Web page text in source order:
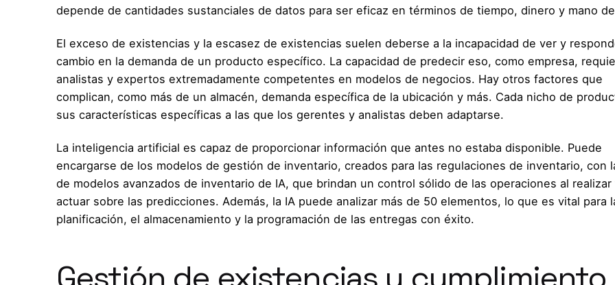
depende de cantidades sustanciales de datos para ser eficaz en términos de tiempo, dinero y mano
El exceso de existencias y la escasez de existencias suelen deberse a la incapacidad de ver y
cambio en la demanda de un producto específico. La capacidad de predecir eso, como empresa,
analistas y expertos extremadamente competentes en modelos de negocios. Hay otros factores que
complican, como más de un almacén, demanda específica de la ubicación y más. Cada nicho de
sus características específicas a las que los gerentes y analistas deben adaptarse.
La inteligencia artificial es capaz de proporcionar información que antes no estaba disponible. Puede
encargarse de los modelos de gestión de inventario, creados para las regulaciones de inventario, con
de modelos avanzados de inventario de IA, que brindan un control sólido de las operaciones al realizar
actuar sobre las predicciones. Además, la IA puede analizar más de 50 elementos, lo que es vital para
planificación, el almacenamiento y la programación de las entregas con éxito.